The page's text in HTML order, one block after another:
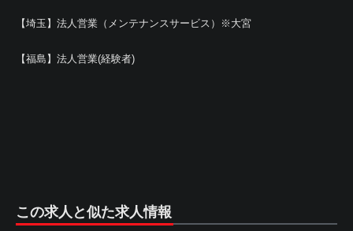
【埼玉】法人営業（メンテナンスサービス）※大宮
【福島】法人営業(経験者)
この求人と似た求人情報